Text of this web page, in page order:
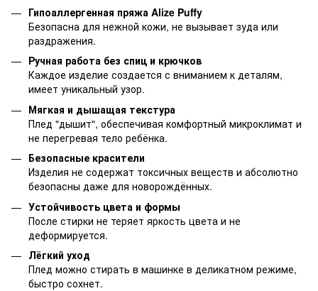
Гипоаллергенная пряжа Alize Puffy
Безопасна для нежной кожи, не вызывает зуда или
раздражения.
Ручная работа без спиц и крючков
Каждое изделие создается с вниманием к деталям,
имеет уникальный узор.
Мягкая и дышащая текстура
Плед "дышит", обеспечивая комфортный микроклимат и
не перегревая тело ребёнка.
Безопасные красители
Изделия не содержат токсичных веществ и абсолютно
безопасны даже для новорождённых.
Устойчивость цвета и формы
После стирки не теряет яркость цвета и не
деформируется.
Лёгкий уход
Плед можно стирать в машинке в деликатном режиме,
быстро сохнет.